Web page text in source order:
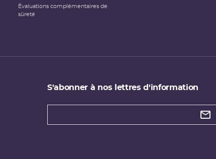
Évaluations complémentaires de
sûreté
S'abonner à nos lettres d'information
Types de